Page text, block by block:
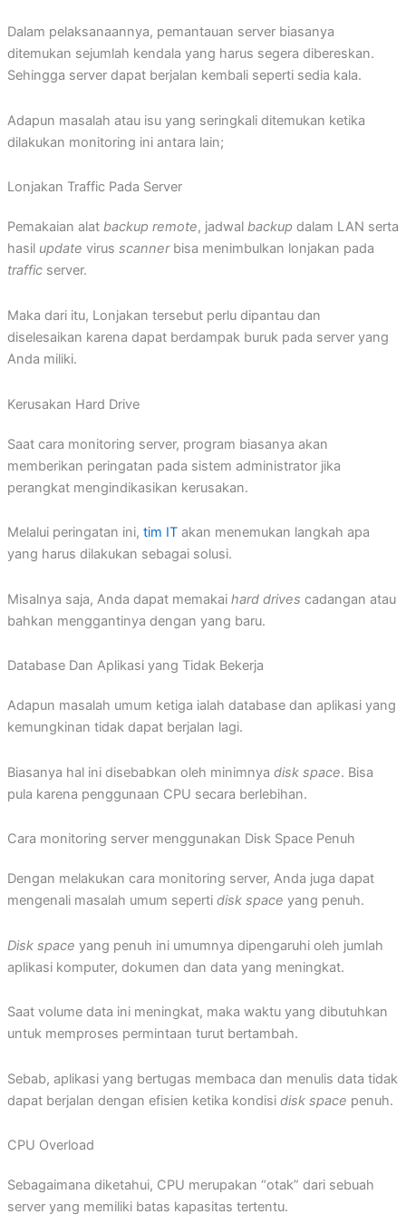
Dalam pelaksanaannya, pemantauan server biasanya
ditemukan sejumlah kendala yang harus segera dibereskan.
Sehingga server dapat berjalan kembali seperti sedia kala.
Adapun masalah atau isu yang seringkali ditemukan ketika
dilakukan monitoring ini antara lain;
Lonjakan Traffic Pada Server
Pemakaian alat backup remote, jadwal backup dalam LAN serta
hasil update virus scannerbisa menimbulkan lonjakan pada
trafficserver.
Maka dari itu, Lonjakan tersebut perlu dipantau dan
diselesaikan karena dapat berdampak buruk pada server yang
Anda miliki.
Kerusakan Hard Drive
Saat cara monitoring server, program biasanya akan
memberikan peringatan pada sistem administrator jika
perangkat mengindikasikan kerusakan.
Melalui peringatan ini, tim ITakan menemukan langkah apa
yang harus dilakukan sebagai solusi.
Misalnya saja, Anda dapat memakai hard drives cadangan atau
bahkan menggantinya dengan yang baru.
Database Dan Aplikasi yang Tidak Bekerja
Adapun masalah umum ketiga ialah database dan aplikasi yang
kemungkinan tidak dapat berjalan lagi.
Biasanya hal ini disebabkan oleh minimnya disk space. Bisa
pula karena penggunaan CPU secara berlebihan.
Cara monitoring server menggunakan Disk Space Penuh
Dengan melakukan cara monitoring server, Anda juga dapat
mengenali masalah umum seperti disk space yang penuh.
Disk space yang penuh ini umumnya dipengaruhi oleh jumlah
aplikasi komputer, dokumen dan data yang meningkat.
Saat volume data ini meningkat, maka waktu yang dibutuhkan
untuk memproses permintaan turut bertambah.
Sebab, aplikasi yang bertugas membaca dan menulis data tidak
dapat berjalan dengan efisien ketika kondisi disk space penuh.
CPU Overload
Sebagaimana diketahui, CPU merupakan “otak” dari sebuah
server yang memiliki batas kapasitas tertentu.